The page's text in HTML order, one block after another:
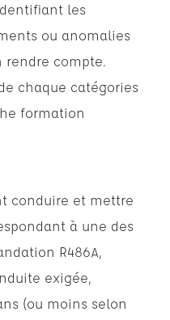
les
ou anomalies
compte.
chaque catégories
formation
conduire et mettre
à une des
R486A,
exigée,
(ou moins selon